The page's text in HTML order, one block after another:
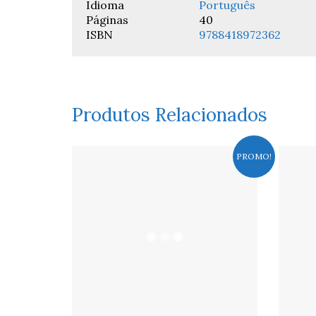
Idioma
Português
Páginas
40
ISBN
9788418972362
Produtos Relacionados
PROMO!